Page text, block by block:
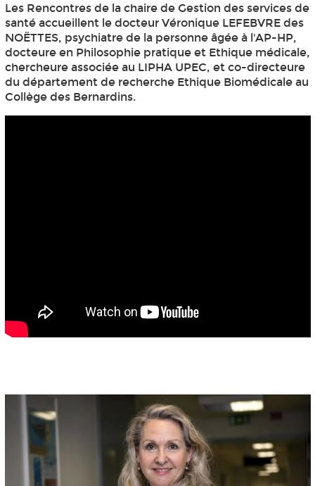
Les Rencontres de la chaire de Gestion des services de
santé accueillent le docteur Véronique LEFEBVRE des
NOËTTES, psychiatre de la personne âgée à l'AP-HP,
docteure en Philosophie pratique et Ethique médicale,
chercheure associée au LIPHA UPEC, et co-directeure
du département de recherche Ethique Biomédicale au
Collège des Bernardins.